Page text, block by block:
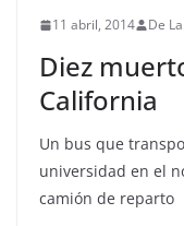
11 abril, 2014 De
Diez
California
Un bus que
universidad en el
camión de reparto